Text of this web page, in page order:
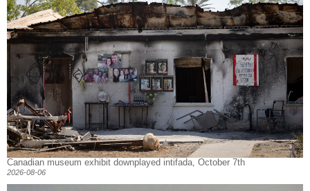
Canadian museum exhibit downplayed intifada, October 7th
2026-08-06